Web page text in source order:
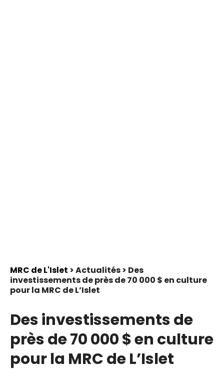
MRC de L'Islet > Actualités > Des
investissements de près de 70 000 $ en culture
pour la MRC de L’Islet
Des investissements de
près de 70 000 $ en culture
pour la MRC de L’Islet